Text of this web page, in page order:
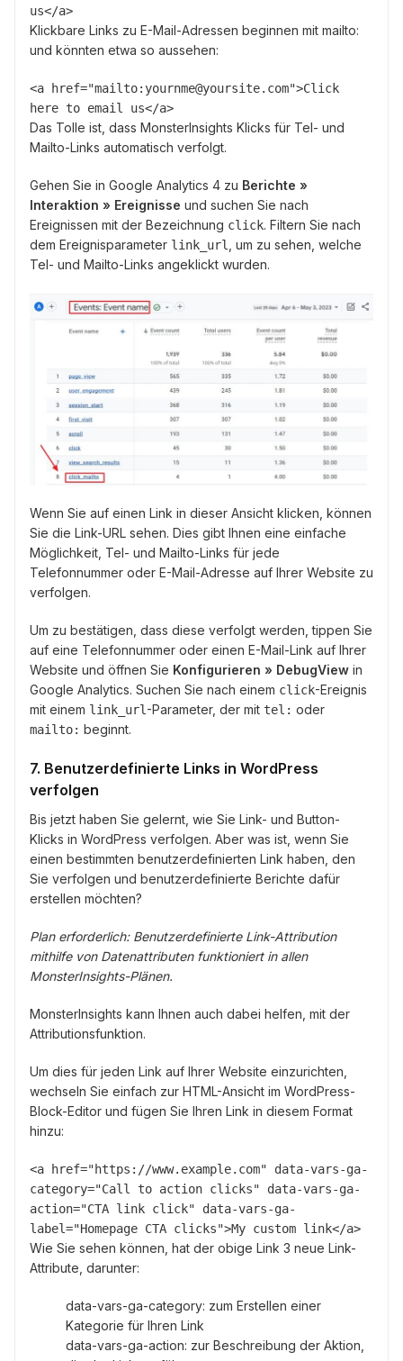
us</a>
Klickbare Links zu E-Mail-Adressen beginnen mit mailto:
und könnten etwa so aussehen:
<a href="mailto:yournme@yoursite.com">Click
here to email us</a>
Das Tolle ist, dass MonsterInsights Klicks für Tel- und
Mailto-Links automatisch verfolgt.
Gehen Sie in Google Analytics 4 zu Berichte »
Interaktion » Ereignisse und suchen Sie nach
Ereignissen mit der Bezeichnung click. Filtern Sie nach
dem Ereignisparameter link_url
, um zu sehen, welche
Tel- und Mailto-Links angeklickt wurden.
Wenn Sie auf einen Link in dieser Ansicht klicken, können
Sie die Link-URL sehen. Dies gibt Ihnen eine einfache
Möglichkeit, Tel- und Mailto-Links für jede
Telefonnummer oder E-Mail-Adresse auf Ihrer Website zu
verfolgen.
Um zu bestätigen, dass diese verfolgt werden, tippen Sie
auf eine Telefonnummer oder einen E-Mail-Link auf Ihrer
Website und öffnen Sie Konfigurieren » DebugView in
Google Analytics. Suchen Sie nach einem click-Ereignis
mit einem link_url -Parameter, der mit tel: oder
mailto: beginnt.
7. Benutzerdefinierte Links in WordPress
verfolgen
Bis jetzt haben Sie gelernt, wie Sie Link- und Button-
Klicks in WordPress verfolgen. Aber was ist, wenn Sie
einen bestimmten benutzerdefinierten Link haben, den
Sie verfolgen und benutzerdefinierte Berichte dafür
erstellen möchten?
Plan erforderlich: Benutzerdefinierte Link-Attribution
mithilfe von Datenattributen funktioniert in allen
MonsterInsights-Plänen.
MonsterInsights kann Ihnen auch dabei helfen, mit der
Attributionsfunktion.
Um dies für jeden Link auf Ihrer Website einzurichten,
wechseln Sie einfach zur HTML-Ansicht im WordPress-
Block-Editor und fügen Sie Ihren Link in diesem Format
hinzu:
<a href="https://www.example.com" data-vars-ga-
category="Call to action clicks" data-vars-ga-
action="CTA link click" data-vars-ga-
label="Homepage CTA clicks">My custom link</a>
Wie Sie sehen können, hat der obige Link 3 neue Link-
Attribute, darunter:
data-vars-ga-category: zum Erstellen einer
Kategorie für Ihren Link
data-vars-ga-action: zur Beschreibung der Aktion,